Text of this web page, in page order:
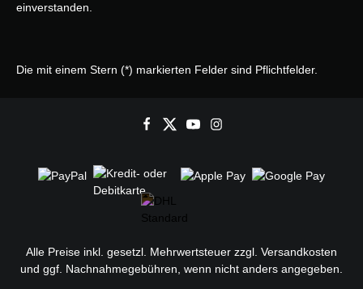
einverstanden.
Die mit einem Stern (*) markierten Felder sind Pflichtfelder.
Alle Preise inkl. gesetzl. Mehrwertsteuer zzgl. Versandkosten
und ggf. Nachnahmegebühren, wenn nicht anders angegeben.